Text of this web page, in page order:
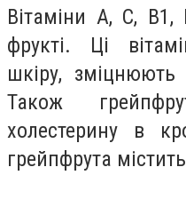
Вітаміни A, C,
фрукті. Ці
шкіру, зміцнюють
Також
холестерину в
грейпфрута